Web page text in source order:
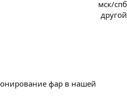
мск/спб
другой
фар в нашей